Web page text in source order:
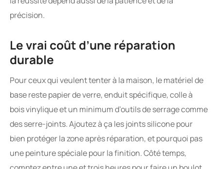
précision.
Le vrai coût d’une réparation
durable
Pour ceux qui veulent tenter à la maison, le matériel de
base reste papier de verre, enduit spécifique, colle à
bois vinylique et un minimum d’outils de serrage comme
des serre-joints. Ajoutez à ça les joints silicone pour
bien protéger la zone après réparation, et pourquoi pas
une peinture spéciale pour la finition. Côté temps,